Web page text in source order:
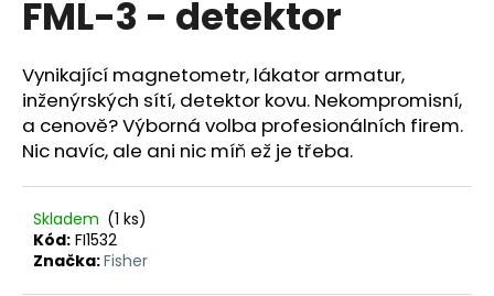
FML-3 - detektor
Vynikající magnetometr, lákator armatur,
inženýrských sítí, detektor kovu. Nekompromisní,
a cenově? Výborná volba profesionálních firem.
Nic navíc, ale ani nic míň ež je třeba.
Skladem (1 ks)
Kód: FI1532
Značka:Fisher
a
í
t
?